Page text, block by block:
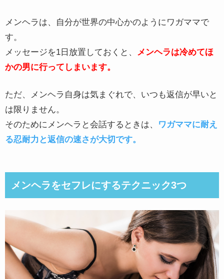
メンヘラは、自分が世界の中心かのようにワガママで
す。
メッセージを1日放置しておくと、
メンヘラは冷めてほ
かの男に行ってしまいます。
ただ、メンヘラ自身は気まぐれで、いつも返信が早いと
は限りません。
そのためにメンヘラと会話するときは、
ワガママに耐え
る忍耐力と返信の速さが大切です。
メンヘラをセフレにするテクニック3つ